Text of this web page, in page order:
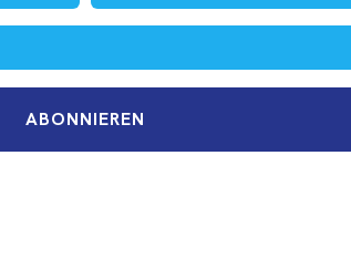
ABONNIEREN